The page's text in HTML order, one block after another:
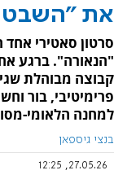
את "השבט
סרטון סאטירי
"הנאורה". ברגע
קבוצה מבוהלת
פרימיטיבי, בור
למחנה הלאומי-
בנצי גיספאן
27.05.26, 12:25